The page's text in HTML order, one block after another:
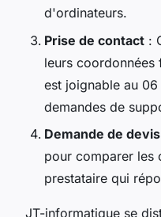
d'ordinateurs.
Prise de contact :
leurs
est joignable au
demandes de
Demande de devis
pour comparer les
prestataire qui
JT-informatique se